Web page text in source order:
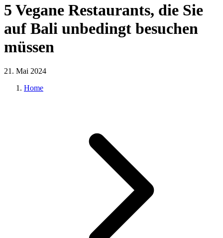
5 Vegane Restaurants, die Sie
auf Bali unbedingt besuchen
müssen
21. Mai 2024
Home